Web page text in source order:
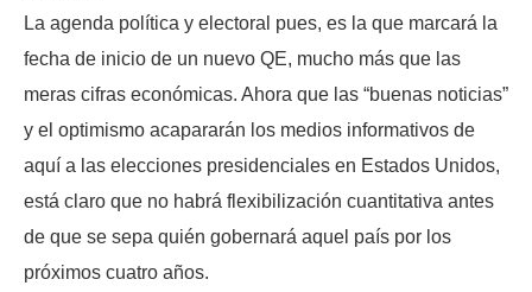
La agenda política y electoral pues, es la que marcará la
fecha de inicio de un nuevo QE, mucho más que las
meras cifras económicas. Ahora que las “buenas noticias”
y el optimismo acapararán los medios informativos de
aquí a las elecciones presidenciales en Estados Unidos,
está claro que no habrá flexibilización cuantitativa antes
de que se sepa quién gobernará aquel país por los
próximos cuatro años.